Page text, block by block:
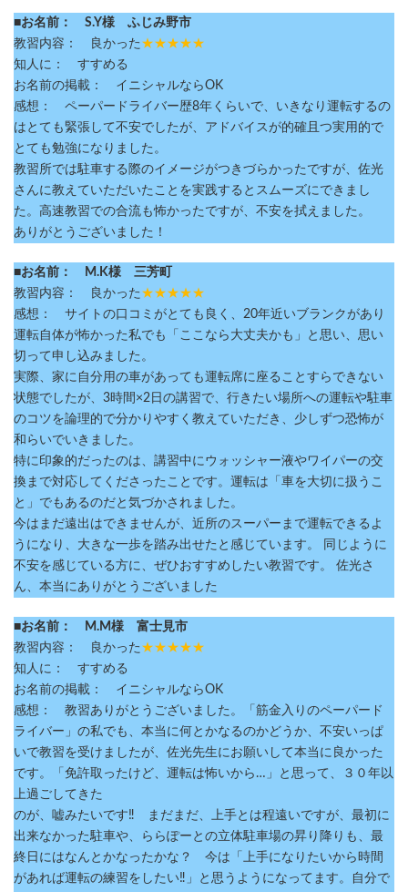
■お名前： S.Y様 ふじみ野市
教習内容： 良かった ★★★★★
知人に： すすめる
お名前の掲載： イニシャルならOK
感想： ペーパードライバー歴8年くらいで、いきなり運転するの
はとても緊張して不安でしたが、アドバイスが的確且つ実用的で
とても勉強になりました。
教習所では駐車する際のイメージがつきづらかったですが、佐光
さんに教えていただいたことを実践するとスムーズにできまし
た。高速教習での合流も怖かったですが、不安を拭えました。
ありがとうございました！
■お名前： M.K様 三芳町
教習内容： 良かった ★★★★★
感想： サイトの口コミがとても良く、20年近いブランクがあり
運転自体が怖かった私でも「ここなら大丈夫かも」と思い、思い
切って申し込みました。
実際、家に自分用の車があっても運転席に座ることすらできない
状態でしたが、3時間×2日の講習で、行きたい場所への運転や駐車
のコツを論理的で分かりやすく教えていただき、少しずつ恐怖が
和らいでいきました。
特に印象的だったのは、講習中にウォッシャー液やワイパーの交
換まで対応してくださったことです。運転は「車を大切に扱うこ
と」でもあるのだと気づかされました。
今はまだ遠出はできませんが、近所のスーパーまで運転できるよ
うになり、大きな一歩を踏み出せたと感じています。 同じように
不安を感じている方に、ぜひおすすめしたい教習です。 佐光さ
ん、本当にありがとうございました
■お名前： M.M様 富士見市
教習内容： 良かった ★★★★★
知人に： すすめる
お名前の掲載： イニシャルならOK
感想： 教習ありがとうございました。「筋金入りのペーパード
ライバー」の私でも、本当に何とかなるのかどうか、不安いっぱ
いで教習を受けましたが、佐光先生にお願いして本当に良かった
です。「免許取ったけど、運転は怖いから…」と思って、３０年以
上過ごしてきた
のが、嘘みたいです‼ まだまだ、上手とは程遠いですが、最初に
出来なかった駐車や、ららぽーとの立体駐車場の昇り降りも、最
終日にはなんとかなったかな？ 今は「上手になりたいから時間
があれば運転の練習をしたい‼」と思うようになってます。自分で